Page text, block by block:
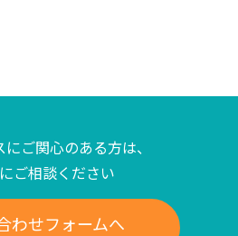
ご関心のある方は、
ご相談ください
わせフォームへ